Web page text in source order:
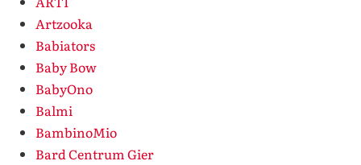
Artzooka
Babiators
Baby Bow
BabyOno
Balmi
BambinoMio
Bard Centrum Gier